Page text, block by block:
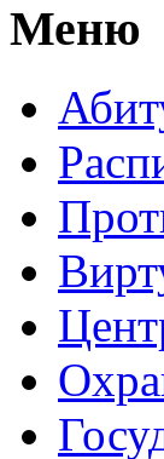
Меню